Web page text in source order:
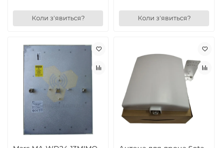
Коли з'явиться? Коли з'явиться?